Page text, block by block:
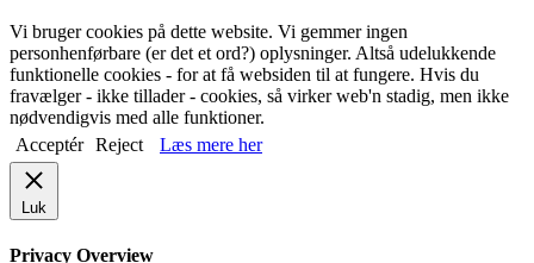
Vi bruger cookies på dette website. Vi gemmer ingen
personhenførbare (er det et ord?) oplysninger. Altså udelukkende
funktionelle cookies - for at få websiden til at fungere. Hvis du
fravælger - ikke tillader - cookies, så virker web'n stadig, men ikke
nødvendigvis med alle funktioner.
Acceptér Reject Læs mere her
Luk
Privacy Overview